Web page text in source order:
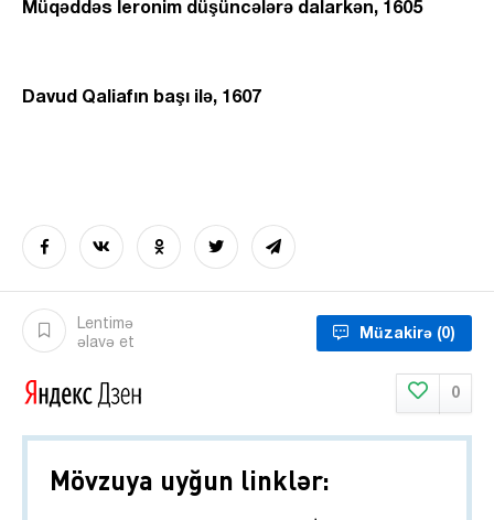
Müqəddəs İeronim düşüncələrə dalarkən, 1605
Davud Qaliafın başı ilə, 1607
Lentimə
əlavə et
Müzakirə (0)
0
Mövzuya uyğun linklər: